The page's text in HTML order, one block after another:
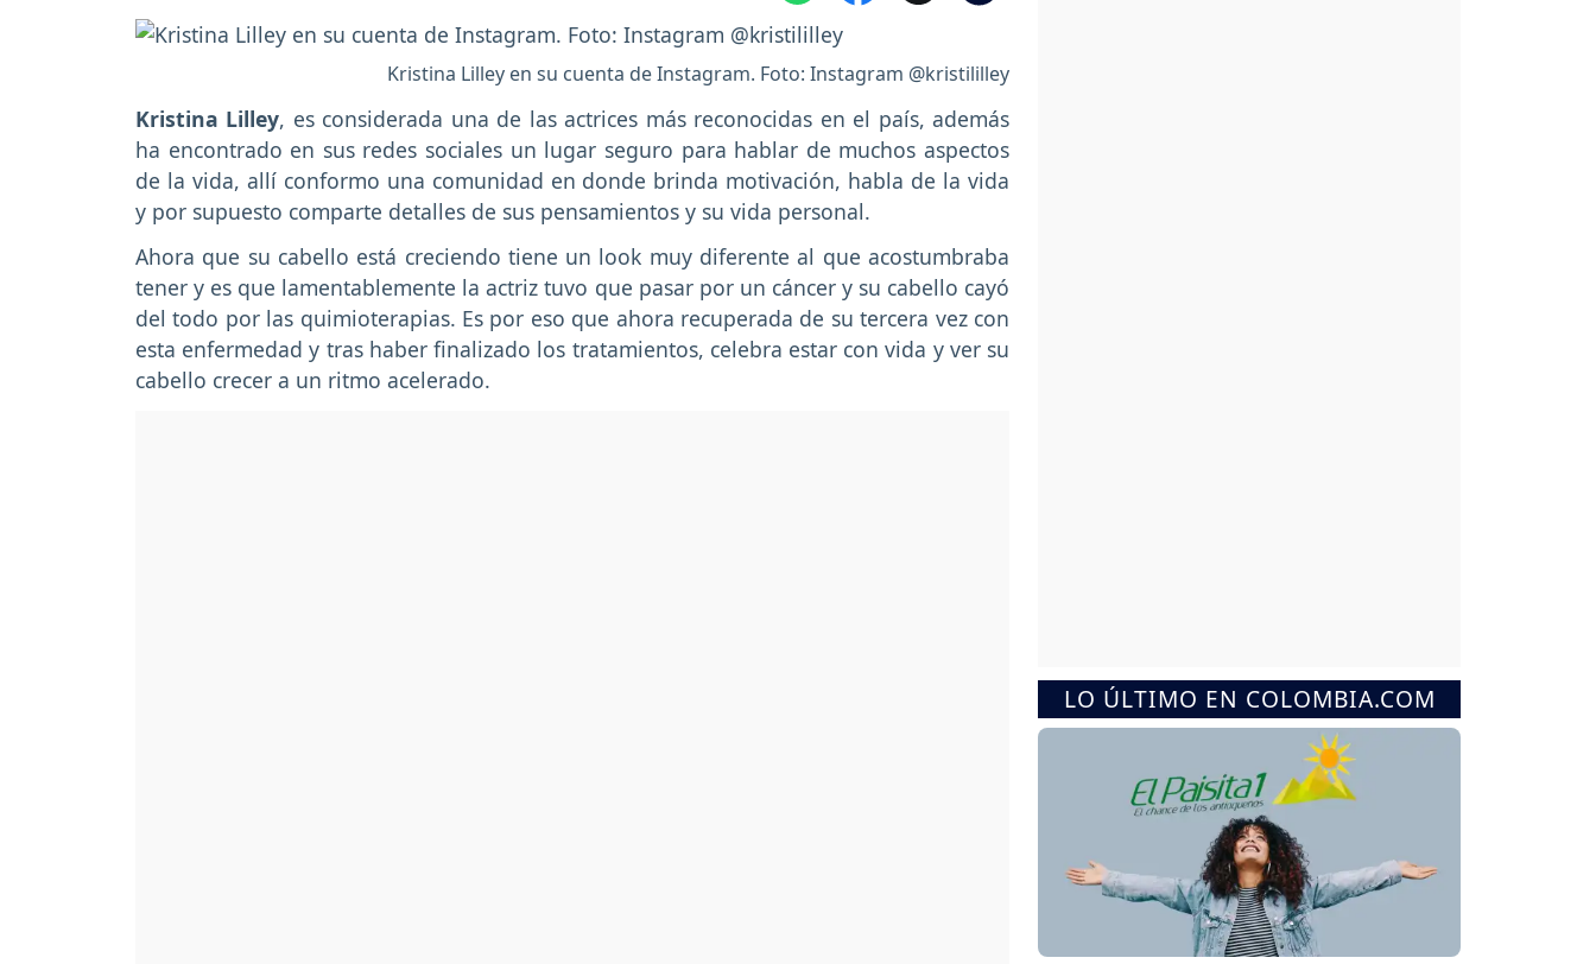
Kristina Lilley en su cuenta de Instagram. Foto: Instagram @kristililley
Kristina Lilley, es considerada una de las actrices más reconocidas en el país, además
ha encontrado en sus redes sociales un lugar seguro para hablar de muchos aspectos
de la vida, allí conformo una comunidad en donde brinda motivación, habla de la vida
y por supuesto comparte detalles de sus pensamientos y su vida personal.
Ahora que su cabello está creciendo tiene un look muy diferente al que acostumbraba
tener y es que lamentablemente la actriz tuvo que pasar por un cáncer y su cabello cayó
del todo por las quimioterapias. Es por eso que ahora recuperada de su tercera vez con
esta enfermedad y tras haber finalizado los tratamientos, celebra estar con vida y ver su
cabello crecer a un ritmo acelerado.
LO ÚLTIMO EN COLOMBIA.COM